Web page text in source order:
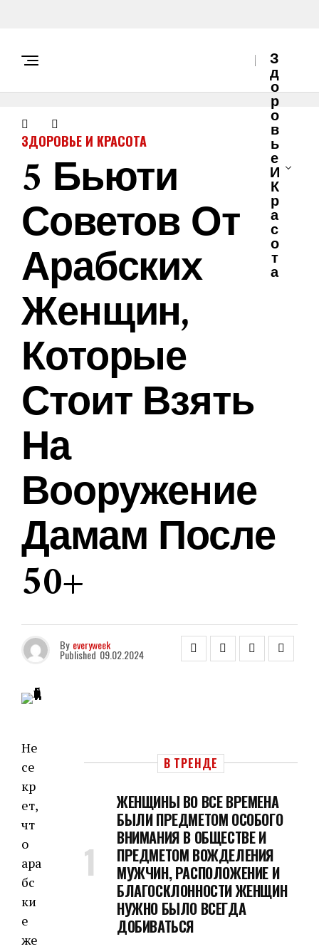
З
Д
О
Р
О
В
Ь
Е
И
К
Р
А
С
О
Т
А
ЗДОРОВЬЕ И КРАСОТА
5 Бьюти
Советов От
Арабских
Женщин,
Которые
Стоит Взять
На
Вооружение
Дамам После
50+
By everyweek
Published 09.02.2024
Не
се
кр
ет,
чт
о
ара
бс
ки
е
же
В ТРЕНДЕ
ЖЕНЩИНЫ ВО ВСЕ ВРЕМЕНА
БЫЛИ ПРЕДМЕТОМ ОСОБОГО
ВНИМАНИЯ В ОБЩЕСТВЕ И
ПРЕДМЕТОМ ВОЖДЕЛЕНИЯ
МУЖЧИН, РАСПОЛОЖЕНИЕ И
БЛАГОСКЛОННОСТИ ЖЕНЩИН
НУЖНО БЫЛО ВСЕГДА
ДОБИВАТЬСЯ